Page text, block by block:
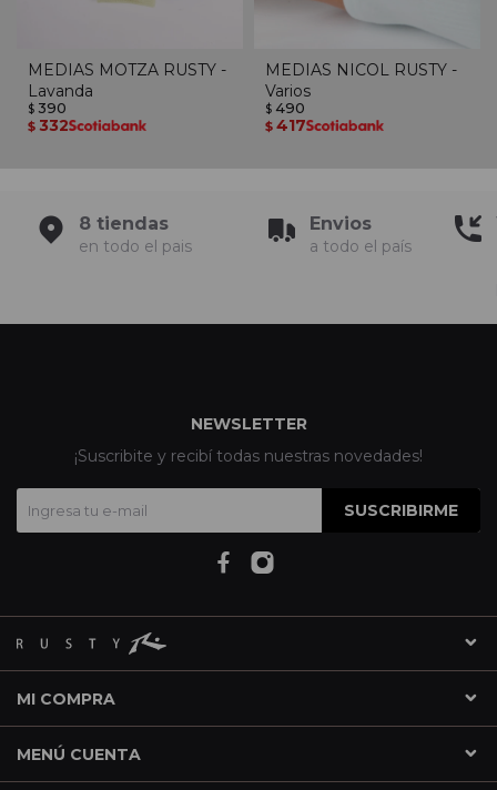
MEDIAS MOTZA RUSTY -
Lavanda
$ 390
$ 332
MEDIAS NICOL RUSTY -
Varios
$ 490
$ 417
8 tiendas
en todo el pais
Envios
a todo el país
MI COMPRA
MENÚ CUENTA
NEWSLETTER
¡Suscribite y recibí todas nuestras novedades!
SUSCRIBIRME